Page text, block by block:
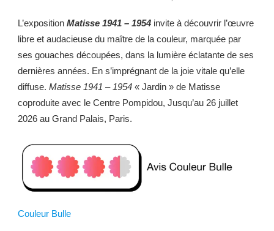
L’exposition Matisse 1941 – 1954 invite à découvrir l’œuvre
libre et audacieuse du maître de la couleur, marquée par
ses gouaches découpées, dans la lumière éclatante de ses
dernières années. En s’imprégnant de la joie vitale qu’elle
diffuse. Matisse 1941 – 1954 « Jardin » de Matisse
coproduite avec le Centre Pompidou, Jusqu’au 26 juillet
2026 au Grand Palais, Paris.
Couleur Bulle